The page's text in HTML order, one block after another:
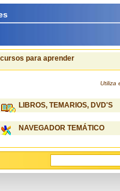
para aprender
Utiliza
LIBROS, TEMARIOS, DVD'S
NAVEGADOR TEMÁTICO